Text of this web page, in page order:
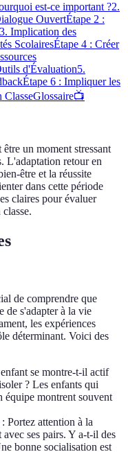
est-ce important ?2.
OuvertÉtape 2 :
3. Implication des
ScolairesÉtape 4 : Créer
d'Évaluation5.
Étape 6 : Impliquer les
ClasseGlossaire📺
un moment stressant
L'adaptation retour en
être et la réussite
dans cette période
claires pour évaluer
de comprendre que
de s'adapter à la vie
les expériences
déterminant. Voici des
se montre-t-il actif
? Les enfants qui
équipe montrent souvent
: Portez attention à la
ses pairs. Y a-t-il des
bonne socialisation est